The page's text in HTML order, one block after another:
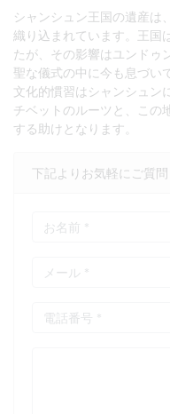
シャンシュン王国の遺産は
織り込まれています。王国
たが、その影響はユンドゥ
聖な儀式の中に今も息づい
文化的慣習はシャンシュン
チベットのルーツと、この
する助けとなります。
下記よりお気軽にご質